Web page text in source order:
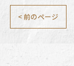
< 前のページ